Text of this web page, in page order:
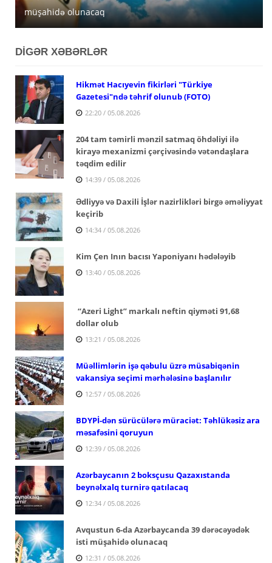
müşahidə olunacaq
açıqlanıb
satışa çıxarır
DİGƏR XƏBƏRLƏR
Hikmət Hacıyevin fikirləri "Türkiye
Gazetesi"ndə təhrif olunub (FOTO)
22:20 / 05.08.2026
204 tam təmirli mənzil satmaq öhdəliyi ilə
kirayə mexanizmi çərçivəsində vətəndaşlara
təqdim edilir
14:39 / 05.08.2026
Ədliyyə və Daxili İşlər nazirlikləri birgə əməliyyat
keçirib
14:34 / 05.08.2026
Kim Çen Inın bacısı Yaponiyanı hədələyib
13:40 / 05.08.2026
“Azeri Light” markalı neftin qiyməti 91,68
dollar olub
13:21 / 05.08.2026
Müəllimlərin işə qəbulu üzrə müsabiqənin
vakansiya seçimi mərhələsinə başlanılır
12:57 / 05.08.2026
BDYPİ-dən sürücülərə müraciət: Təhlükəsiz ara
məsafəsini qoruyun
12:39 / 05.08.2026
Azərbaycanın 2 boksçusu Qazaxıstanda
beynəlxalq turnirə qatılacaq
12:34 / 05.08.2026
Avqustun 6-da Azərbaycanda 39 dərəcəyədək
isti müşahidə olunacaq
12:31 / 05.08.2026